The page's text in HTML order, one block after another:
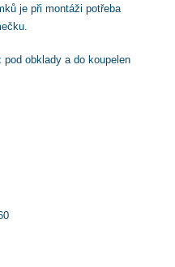
je při montáži potřeba
obklady a do koupelen